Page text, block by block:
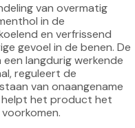
van overmatig
in de
en verfrissend
gevoel in de benen. De
langdurig werkende
reguleert de
van onaangename
helpt het product het